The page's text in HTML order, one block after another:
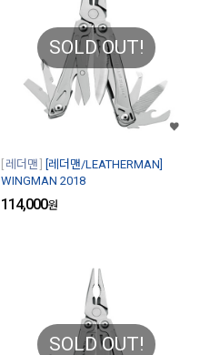
SOLD OUT!
레더맨
[레더맨/LEATHERMAN]
WINGMAN 2018
114,000원
SOLD OUT!